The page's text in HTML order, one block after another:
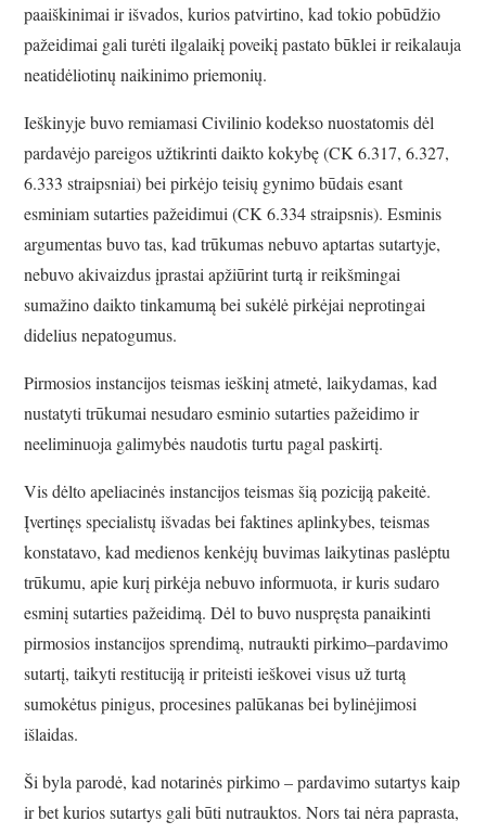
paaiškinimai ir išvados, kurios patvirtino, kad tokio pobūdžio
pažeidimai gali turėti ilgalaikį poveikį pastato būklei ir reikalauja
neatidėliotinų naikinimo priemonių.
Ieškinyje buvo remiamasi Civilinio kodekso nuostatomis dėl
pardavėjo pareigos užtikrinti daikto kokybę (CK 6.317, 6.327,
6.333 straipsniai) bei pirkėjo teisių gynimo būdais esant
esminiam sutarties pažeidimui (CK 6.334 straipsnis). Esminis
argumentas buvo tas, kad trūkumas nebuvo aptartas sutartyje,
nebuvo akivaizdus įprastai apžiūrint turtą ir reikšmingai
sumažino daikto tinkamumą bei sukėlė pirkėjai neprotingai
didelius nepatogumus.
Pirmosios instancijos teismas ieškinį atmetė, laikydamas, kad
nustatyti trūkumai nesudaro esminio sutarties pažeidimo ir
neeliminuoja galimybės naudotis turtu pagal paskirtį.
Vis dėlto apeliacinės instancijos teismas šią poziciją pakeitė.
Įvertinęs specialistų išvadas bei faktines aplinkybes, teismas
konstatavo, kad medienos kenkėjų buvimas laikytinas paslėptu
trūkumu, apie kurį pirkėja nebuvo informuota, ir kuris sudaro
esminį sutarties pažeidimą. Dėl to buvo nuspręsta panaikinti
pirmosios instancijos sprendimą, nutraukti pirkimo–pardavimo
sutartį, taikyti restituciją ir priteisti ieškovei visus už turtą
sumokėtus pinigus, procesines palūkanas bei bylinėjimosi
išlaidas.
Ši byla parodė, kad notarinės pirkimo – pardavimo sutartys kaip
ir bet kurios sutartys gali būti nutrauktos. Nors tai nėra paprasta,